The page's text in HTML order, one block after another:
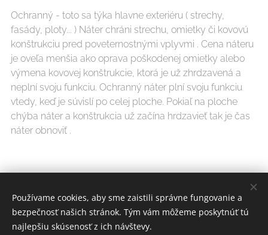
Ochranný - toto sa týka hlavne exteriéru ( strechy,
fasády, ploty... ) Náter chráni strechu, omietky či kovovú
konštrukciu pred poveternostnými vplyvmi . Cena náteru
je oveľa menšia ako oprava poškodenej omietky alebo
výmena kovovej konštrukcie, ktorá je už zhrdzavená a
neplní svoju funkciu. Ochranný náter plní svoju funkciu
vtedy, keď je súvislí po celej ploche. Pokiaľ na ploche
chýba náter a konštrukcia už začína hrdzavieť tak je čas
náter obnoviť .
Používame cookies, aby sme zaistili správne fungovanie a
bezpečnosť našich stránok. Tým vám môžeme poskytnúť tú
najlepšiu skúsenosť z ich návštevy.